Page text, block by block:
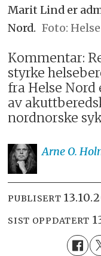
Marit Lind er
Nord.
Kommentar:
styrke
fra Helse Nord
av
nordnorske
Arne O.
PUBLISERT
SIST OPPDATERT